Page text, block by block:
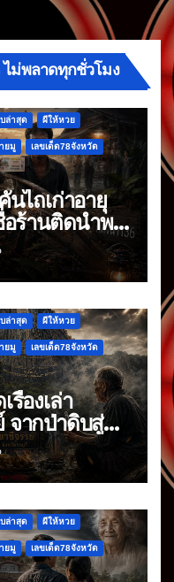
ไม่พลาดทุกชั่วโมง
ล่าสุด ผีให้หวย
ยมู เลขเด็ด78จังหวัด
ไถเก่าอายุ
อร้านติดนำพา
ล่าสุด ผีให้หวย
ยมู เลขเด็ด78จังหวัด
รื่องเล่า
จากป่าดิบสู่
ล่าสุด ผีให้หวย
ยมู เลขเด็ด78จังหวัด